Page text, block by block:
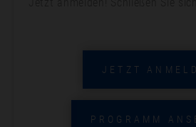
JETZT
PROGRAMM